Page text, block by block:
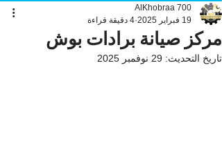
مركز صيانة برادات بوش
AlKhobraa 700
19 فبراير 2025
4 دقيقة قراءة
تاريخ التحديث: 29 نوفمبر 2025